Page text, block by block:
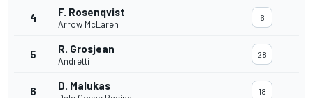
4 F. Rosenqvist
Arrow McLaren
6
5 R. Grosjean
Andretti
28
6 D. Malukas 18